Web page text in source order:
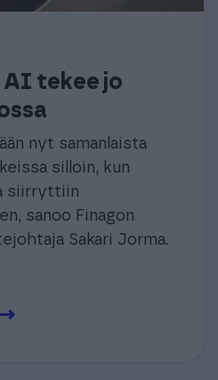
AI tekee jo
nyt samanlaista
silloin, kun
siirryttiin
sanoo Finagon
Sakari Jorma.